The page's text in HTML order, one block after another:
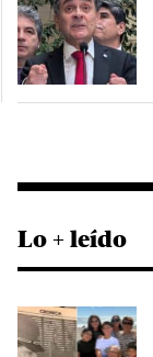
Lo + leído